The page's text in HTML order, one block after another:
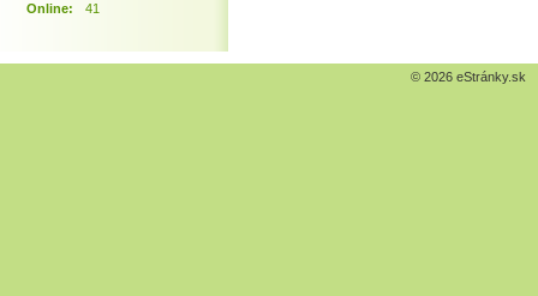
Online: 41
© 2026 eStránky.sk